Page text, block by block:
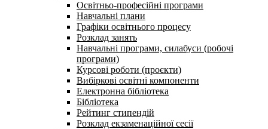
Освітньо-професійні програми
Навчальні плани
Графіки освітнього процесу
Розклад занять
Навчальні програми, силабуси (робочі
програми)
Курсові роботи (проєкти)
Вибіркові освітні компоненти
Електронна бібліотека
Бібліотека
Рейтинг стипендій
Розклад екзаменаційної сесії